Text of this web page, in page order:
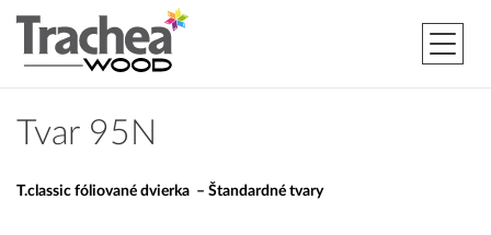
Tvar 95N
T.classic fóliované dvierka – Štandardné tvary